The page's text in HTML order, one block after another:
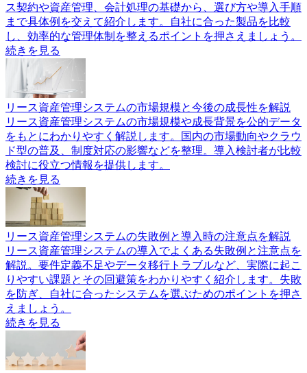
ス契約や資産管理、会計処理の基礎から、選び方や導入手順
まで具体例を交えて紹介します。自社に合った製品を比較
し、効率的な管理体制を整えるポイントを押さえましょう。
続きを見る
リース資産管理システムの市場規模と今後の成長性を解説
リース資産管理システムの市場規模や成長背景を公的データ
をもとにわかりやすく解説します。国内の市場動向やクラウ
ド型の普及、制度対応の影響などを整理。導入検討者が比較
検討に役立つ情報を提供します。
続きを見る
リース資産管理システムの失敗例と導入時の注意点を解説
リース資産管理システムの導入でよくある失敗例と注意点を
解説。要件定義不足やデータ移行トラブルなど、実際に起こ
りやすい課題とその回避策をわかりやすく紹介します。失敗
を防ぎ、自社に合ったシステムを選ぶためのポイントを押さ
えましょう。
続きを見る